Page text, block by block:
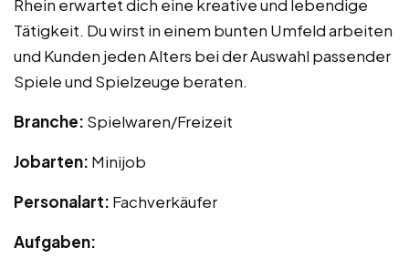
Rhein erwartet dich eine kreative und lebendige
Tätigkeit. Du wirst in einem bunten Umfeld arbeiten
und Kunden jeden Alters bei der Auswahl passender
Spiele und Spielzeuge beraten.
Branche: Spielwaren/Freizeit
Jobarten: Minijob
Personalart: Fachverkäufer
Aufgaben: